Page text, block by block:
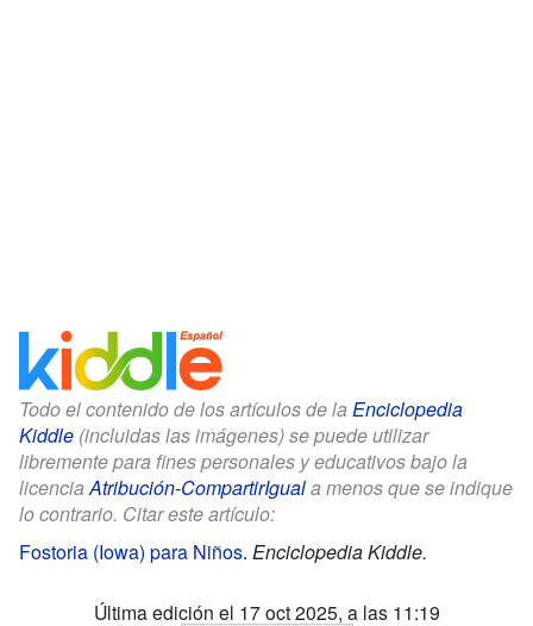
Todo el contenido de los artículos de la Enciclopedia
Kiddle (incluidas las imágenes) se puede utilizar
libremente para fines personales y educativos bajo la
licenciaAtribución-CompartirIguala menos que se indique
lo contrario. Citar este artículo:
Fostoria (Iowa) para Niños. Enciclopedia Kiddle.
Última edición el 17 oct 2025, a las 11:19